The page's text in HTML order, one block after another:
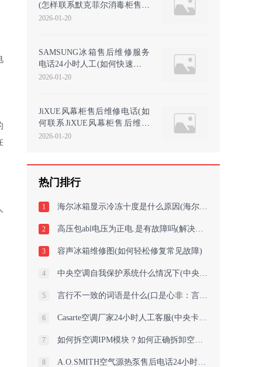
(怎样联系默克菲尔消毒柜售后
服务热线？)
2026-01-20
SAMSUNG冰箱售后维修服务
电话24小时人工(如何快速找到
三星冰箱24小时人工客服电
2026-01-20
JiXUE风幕柜售后维修电话(如
何联系JiXUE风幕柜售后维修
电话？)
2026-01-20
热门排行
1 海尔冰箱显示冷冻十度是什么原因(海尔冰箱显示冷冻十度的原因)
2 高压包abl电压为正电.是有故障吗(解决高压包ABL电压异常：故障诊断与修复策略
3 容声冰箱维修图(如何轻松修复常见故障)
4 中央空调自我保护系统什么情况下(中央空调自我保护系统：关键保障你的舒适
5 言行不一致的词语是什么(口是心非：言行不一致的词语揭秘)
6 Casarte空调厂家24小时人工客服(中央卡萨帝空调安装施工现场布置图片该如何规
7 如何拆空调IPM模块？如何正确拆卸空调IPM模块以避免损坏？
8 A.O.SMITH空气源热泵售后电话24小时人工电话号码(A.O.SMITH空气源热泵售后热线：